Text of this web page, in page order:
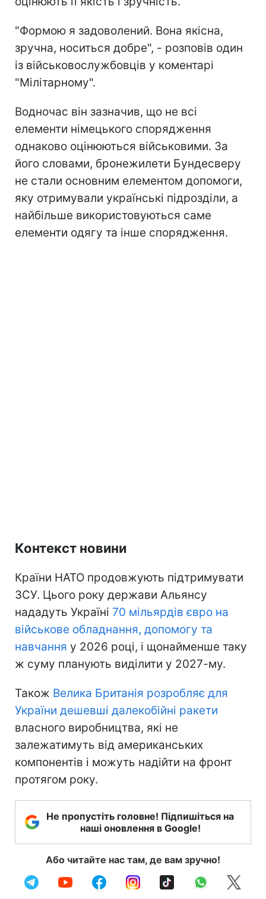
"Формою я задоволений. Вона якісна,
зручна, носиться добре", - розповів один
із військовослужбовців у коментарі
"Мілітарному".
Водночас він зазначив, що не всі
елементи німецького спорядження
однаково оцінюються військовими. За
його словами, бронежилети Бундесверу
не стали основним елементом допомоги,
яку отримували українські підрозділи, а
найбільше використовуються саме
елементи одягу та інше спорядження.
Контекст новини
Країни НАТО продовжують підтримувати
ЗСУ. Цього року держави Альянсу
нададуть Україні 70 мільярдів євро на
військове обладнання, допомогу та
навчання у 2026 році, і щонайменше таку
ж суму планують виділити у 2027-му.
Також Велика Британія розробляє для
України дешевші далекобійні ракети
власного виробництва, які не
залежатимуть від американських
компонентів і можуть надійти на фронт
протягом року.
Не пропустіть головне! Підпишіться на
наші оновлення в Google!
Або читайте нас там, де вам зручно!